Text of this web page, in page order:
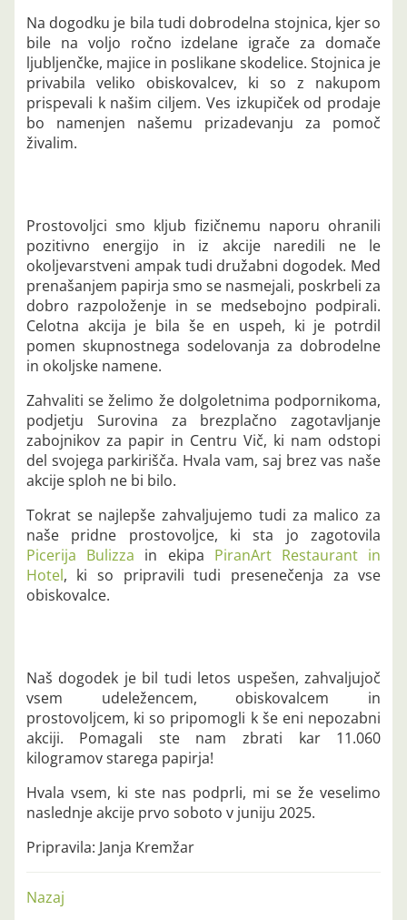
Na dogodku je bila tudi dobrodelna stojnica, kjer so
bile na voljo ročno izdelane igrače za domače
ljubljenčke, majice in poslikane skodelice. Stojnica je
privabila veliko obiskovalcev, ki so z nakupom
prispevali k našim ciljem. Ves izkupiček od prodaje
bo namenjen našemu prizadevanju za pomoč
živalim.
Prostovoljci smo kljub fizičnemu naporu ohranili
pozitivno energijo in iz akcije naredili ne le
okoljevarstveni ampak tudi družabni dogodek. Med
prenašanjem papirja smo se nasmejali, poskrbeli za
dobro razpoloženje in se medsebojno podpirali.
Celotna akcija je bila še en uspeh, ki je potrdil
pomen skupnostnega sodelovanja za dobrodelne
in okoljske namene.
Zahvaliti se želimo že dolgoletnima podpornikoma,
podjetju Surovina za brezplačno zagotavljanje
zabojnikov za papir in Centru Vič, ki nam odstopi
del svojega parkirišča. Hvala vam, saj brez vas naše
akcije sploh ne bi bilo.
Tokrat se najlepše zahvaljujemo tudi za malico za
naše pridne prostovoljce, ki sta jo zagotovila
Picerija Bulizza in ekipa PiranArt Restaurant in
Hotel, ki so pripravili tudi presenečenja za vse
obiskovalce.
Naš dogodek je bil tudi letos uspešen, zahvaljujoč
vsem udeležencem, obiskovalcem in
prostovoljcem, ki so pripomogli k še eni nepozabni
akciji. Pomagali ste nam zbrati kar 11.060
kilogramov starega papirja!
Hvala vsem, ki ste nas podprli, mi se že veselimo
naslednje akcije prvo soboto v juniju 2025.
Pripravila: Janja Kremžar
Nazaj